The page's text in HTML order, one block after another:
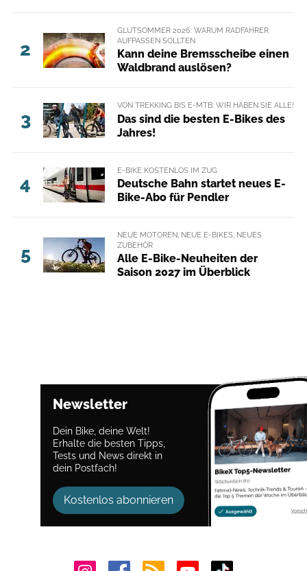
2
GLUTSOMMER 2026: WARUM RADFAHRER
AUFPASSEN SOLLTEN
Kann deine Bremsscheibe einen
Waldbrand auslösen?
3
VON TREKKING BIS E-MTB: WIR HABEN SIE ALLE!
Das sind die besten E-Bikes des
Jahres!
4
E-BIKE KOSTENLOS IM ZUG
Deutsche Bahn startet neues E-
Bike-Abo für Pendler
5
NEUE MOTOREN, NEUE E-BIKES, NEUES
ZUBEHÖR
Alle E-Bike-Neuheiten der
Saison 2027 im Überblick
Newsletter
Dein Bike, deine Welt!
Erhalte die besten Tipps,
Tests und News direkt in
dein Postfach!
Kostenlos abonnieren